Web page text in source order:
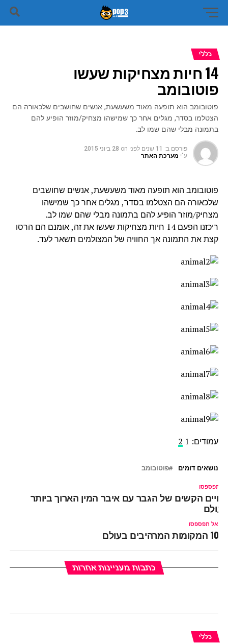
כללי
14 חיות מצחיקות שעשו
פוטובומב
פוטובומב הוא תופעה מאוד משעשעת, אנשים שחושבים שלכאורה הם
הצטלמו בסדר, מגלים אחר כך שמישהו מצחיק/מוזר הופיע להם
בתמונה מבלי שהם שמו לב.
פורסם ב: 11 שנים לפני on 28 ביוני 2015
ע"י מערכת האתר
פוטובומב הוא תופעה מאוד משעשעת, אנשים שחושבים
שלכאורה הם הצטלמו בסדר, מגלים אחר כך שמישהו
מצחיק/מוזר הופיע להם בתמונה מבלי שהם שמו לב.
ריכזנו הפעם 14 חיות מצחיקות שעשו את זה, אומנם הם הרסו
קצת את התמונה אך החוויה של המצולמים תשאר לעד.
עמודים: 1
2
נושאים דומים פוטובומב
תפספסו
הקשים של הגבר עם איבר המין הארוך ביותר
אל תפספסו
10 המקומות המרהיבים בעולם
כתבות מעניינות אחרות
כללי